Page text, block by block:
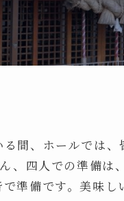
間、ホールでは
、四人での準備は
準備です。美味し